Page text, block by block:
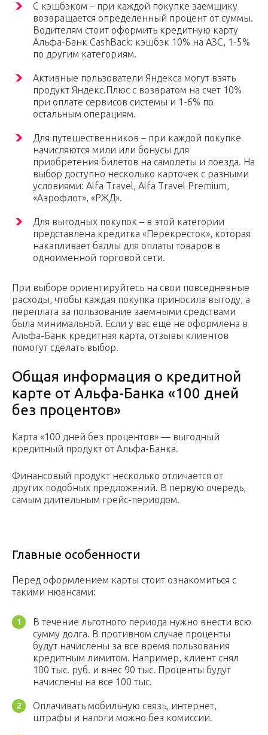
С кэшбэком – при каждой покупке заемщику
возвращается определенный процент от суммы.
Водителям стоит оформить кредитную карту
Альфа-Банк CashBack: кэшбэк 10% на АЗС, 1-5%
по другим категориям.
Активные пользователи Яндекса могут взять
продукт Яндекс.Плюс с возвратом на счет 10%
при оплате сервисов системы и 1-6% по
остальным операциям.
Для путешественников – при каждой покупке
начисляются мили или бонусы для
приобретения билетов на самолеты и поезда. На
выбор доступно несколько карточек с разными
условиями: Alfa Travel, Alfa Travel Premium,
«Аэрофлот», «РЖД».
Для выгодных покупок – в этой категории
представлена кредитка «Перекресток», которая
накапливает баллы для оплаты товаров в
одноименной торговой сети.
При выборе ориентируйтесь на свои повседневные
расходы, чтобы каждая покупка приносила выгоду, а
переплата за пользование заемными средствами
была минимальной. Если у вас еще не оформлена в
Альфа-Банк кредитная карта, отзывы клиентов
помогут сделать выбор.
Общая информация о кредитной
карте от Альфа-Банка «100 дней
без процентов»
Карта «100 дней без процентов» — выгодный
кредитный продукт от Альфа-Банка.
Финансовый продукт несколько отличается от
других подобных предложений. В первую очередь,
самым длительным грейс-периодом.
Главные особенности
Перед оформлением карты стоит ознакомиться с
такими нюансами:
В течение льготного периода нужно внести всю
сумму долга. В противном случае проценты
будут начислены за все время пользования
кредитным лимитом. Например, клиент снял
100 тыс. руб. и внес 90 тыс. Проценты будут
начислены на все 100 тыс.
Оплачивать мобильную связь, интернет,
штрафы и налоги можно без комиссии.